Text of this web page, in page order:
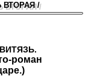
ВТОРАЯ /
роман